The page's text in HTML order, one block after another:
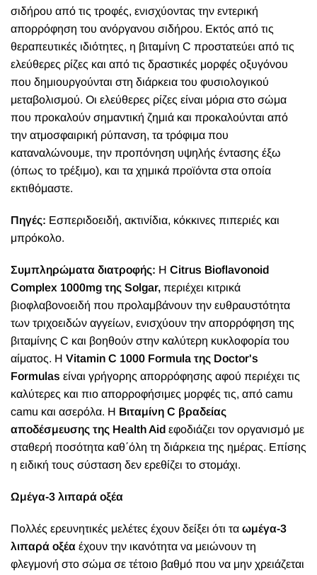
σιδήρου από τις τροφές, ενισχύοντας την εντερική
απορρόφηση του ανόργανου σιδήρου. Εκτός από τις
θεραπευτικές ιδιότητες, η βιταμίνη C προστατεύει από τις
ελεύθερες ρίζες και από τις δραστικές μορφές οξυγόνου
που δημιουργούνται στη διάρκεια του φυσιολογικού
μεταβολισμού. Οι ελεύθερες ρίζες είναι μόρια στο σώμα
που προκαλούν σημαντική ζημιά και προκαλούνται από
την ατμοσφαιρική ρύπανση, τα τρόφιμα που
καταναλώνουμε, την προπόνηση υψηλής έντασης έξω
(όπως το τρέξιμο), και τα χημικά προϊόντα στα οποία
εκτιθόμαστε.
Πηγές: Εσπεριδοειδή, ακτινίδια, κόκκινες πιπεριές και
μπρόκολο.
Συμπληρώματα διατροφής: Η Citrus Bioflavonoid
Complex 1000mg της Solgar, περιέχει κιτρικά
βιοφλαβονοειδή που προλαμβάνουν την ευθραυστότητα
των τριχοειδών αγγείων, ενισχύουν την απορρόφηση της
βιταμίνης C και βοηθούν στην καλύτερη κυκλοφορία του
αίματος. Η Vitamin C 1000 Formula της Doctor's
Formulas είναι γρήγορης απορρόφησης αφού περιέχει τις
καλύτερες και πιο απορροφήσιμες μορφές τις, από camu
camu και ασερόλα. Η Bιταμίνη C βραδείας
αποδέσμευσης της Health Aid εφοδιάζει τον οργανισμό με
σταθερή ποσότητα καθ΄όλη τη διάρκεια της ημέρας. Επίσης
η ειδική τους σύσταση δεν ερεθίζει το στομάχι.
Ωμέγα-3 λιπαρά οξέα
Πολλές ερευνητικές μελέτες έχουν δείξει ότι τα ωμέγα-3
λιπαρά οξέα έχουν την ικανότητα να μειώνουν τη
φλεγμονή στο σώμα σε τέτοιο βαθμό που να μην χρειάζεται